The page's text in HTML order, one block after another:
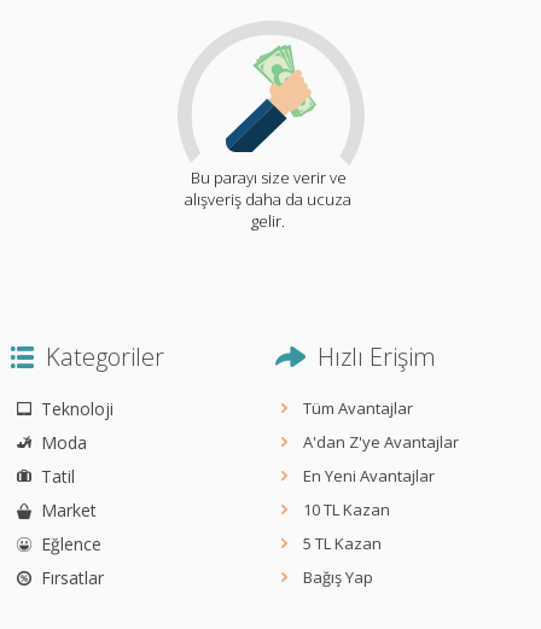
Bu parayı size verir ve
alışveriş daha da ucuza
gelir.
Kategoriler
Teknoloji
Moda
Tatil
Market
Eğlence
Fırsatlar
Hızlı Erişim
Tüm Avantajlar
A'dan Z'ye Avantajlar
En Yeni Avantajlar
10 TL Kazan
5 TL Kazan
Bağış Yap